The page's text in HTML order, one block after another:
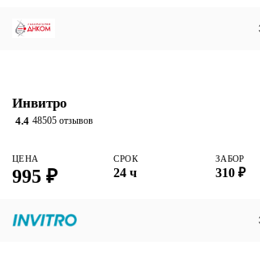
Инвитро
4.4 48505 отзывов
ЦЕНА
995 ₽
СРОК
24 ч
ЗАБОР
310 ₽